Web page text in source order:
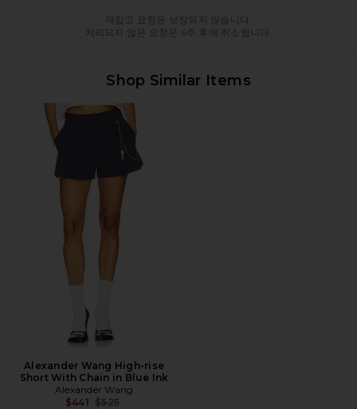
재입고 요청은 보장되지 않습니다.
처리되지 않은 요청은 6주 후에 취소됩니다.
Shop Similar Items
Alexander Wang High-rise
Short With Chain in Blue Ink
Alexander Wang
$441 전 가격:
$525